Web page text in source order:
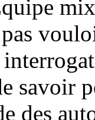
savoir
des